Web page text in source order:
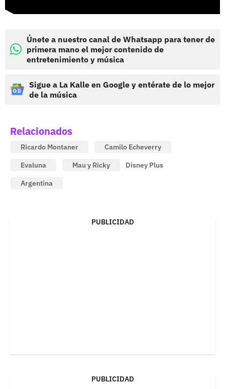
Únete a nuestro canal de Whatsapp para tener de
primera mano el mejor contenido de
entretenimiento y música
Sigue a La Kalle en Google y entérate de lo mejor
de la música
Relacionados
Ricardo Montaner
Camilo Echeverry
Evaluna
Mau y Ricky
Disney Plus
Argentina
PUBLICIDAD
PUBLICIDAD